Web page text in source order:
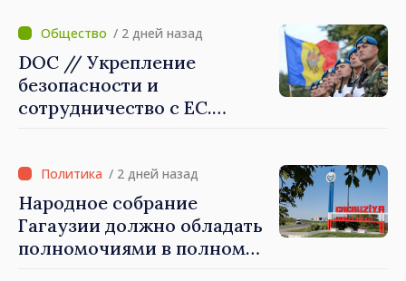
которые будут их
защищать»
/ 2 дней назад
DOC // Укрепление
безопасности и
сотрудничество с ЕС.
обороны на 2024–2034 годы
опубликована в Monitorul
Oficial
/ 2 дней назад
Народное собрание
Гагаузии должно обладать
полномочиями в полном